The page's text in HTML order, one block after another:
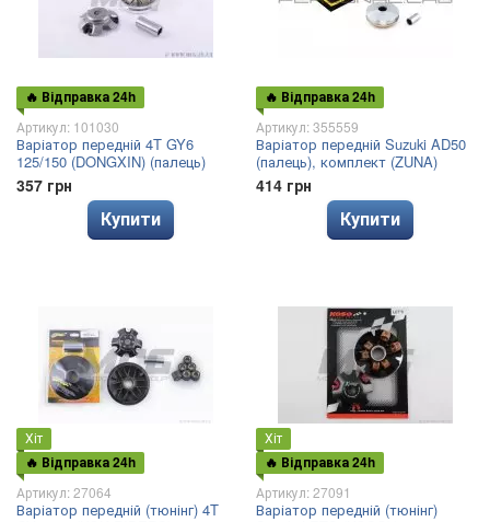
🔥 Відправка 24h
Артикул: 101030
Варіатор передній 4T GY6
125/150 (DONGXIN) (палець)
357 грн
Купити
🔥 Відправка 24h
Артикул: 355559
Варіатор передній Suzuki AD50
(палець), комплект (ZUNA)
414 грн
Купити
Хіт
🔥 Відправка 24h
Артикул: 27064
Варіатор передній (тюнінг) 4T
Хіт
🔥 Відправка 24h
Артикул: 27091
Варіатор передній (тюнінг)